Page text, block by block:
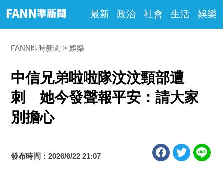
最新 政治 社會 生活 娛樂
FANN即時新聞 娛樂
中信兄弟啦啦隊汶汶頸部遭
刺 她今發聲報平安：請大家
別擔心
發布時間：2026/6/22 21:07